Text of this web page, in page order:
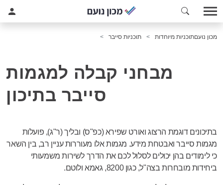
מכון נועםתוכניות מיוחדות תוכניות סייבר
מבחני קבלה למגמות
סייבר בתיכון
בתיכונים דוגמת הרצוג ואורט שפירא (כפ"ס) ובליך (ר"ג), פועלות
מגמות סייבר ואבטחת מידע. מגמות אלו מעוררות עניין רב, בין השאר
כי לימודים בהן יכולים לסלול לכם את הדרך לשירות משמעותי
ביחידות מובחרות בצה"ל, כגון 8200, גאמא ולוטם.